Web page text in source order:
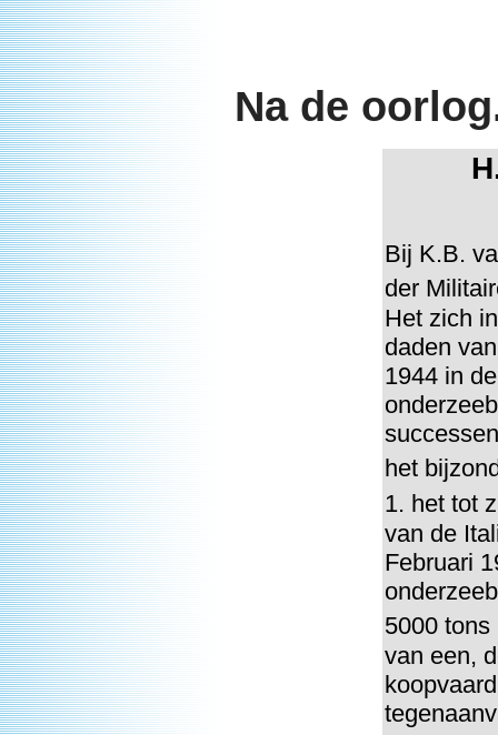
Na de
Bij K.B.
der
Het zich
daden
1944 in
het
1. het tot
van de
Februari
5000
van een,